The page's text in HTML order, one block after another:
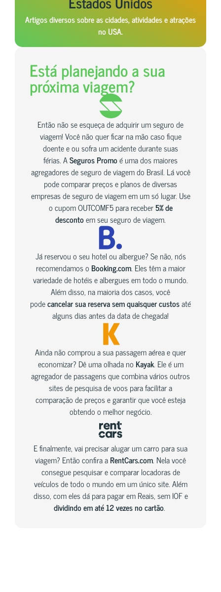
Artigos diversos sobre as cidades, atividades e atrações
no USA.
Está planejando a sua
próxima viagem?
Então não se esqueça de adquirir um seguro de
viagem! Você não quer ficar na mão caso fique
doente e ou sofra um acidente durante suas
férias. ASeguros Promoé uma dos maiores
agregadores de seguro de viagem do Brasil. Lá você
pode comparar preços e planos de diversas
empresas de seguro de viagem em um só lugar. Use
o cupom OUTCOMF5 para receber5% de
descontoem seu seguro de viagem.
Já reservou o seu hotel ou albergue? Se não, nós
recomendamos o Booking.com. Eles têm a maior
variedade de hotéis e albergues em todo o mundo.
Além disso, na maioria dos casos, você
podecancelar sua reserva sem quaisquer custosaté
alguns dias antes da data de chegada!
Ainda não comprou a sua passagem aérea e quer
economizar? Dê uma olhada no Kayak. Ele é um
agregador de passagens que combina vários outros
sites de pesquisa de voos para facilitar a
comparação de preços e garantir que você esteja
obtendo o melhor negócio.
E finalmente, vai precisar alugar um carro para sua
viagem? Então confira aRentCars.com. Nela você
consegue pesquisar e comparar locadoras de
veículos de todo o mundo em um único site. Além
disso, com eles dá para pagar em Reais, sem IOF e
dividindo em até 12 vezes no cartão.